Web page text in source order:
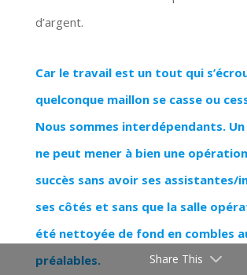
d’argent.
Car le travail est un tout qui
quelconque maillon se casse ou
Nous sommes interdépendants.
ne peut mener à bien une
succès sans avoir ses assistantes/
ses côtés et sans que la salle
été nettoyée de fond en combles
préalables.
Share This